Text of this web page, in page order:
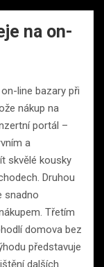
na on-
line bazary při
nákup na
portál –
a
skvělé kousky
Druhou
snadno
Třetím
domova bez
představuje
dalších